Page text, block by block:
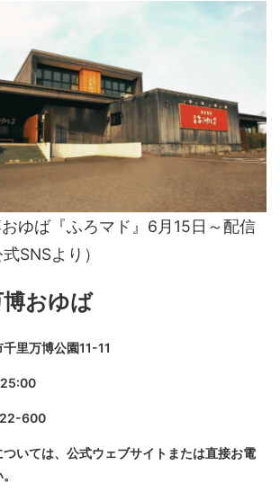
ゆば『ふろマド』6月15日～配信
SNSより）
おゆば
里万博公園11-11
600
いては、公式ウェブサイトまたは直接お電